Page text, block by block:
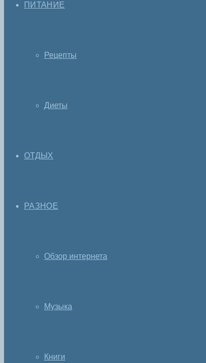
ПИТАНИЕ
Рецепты
Диеты
ОТДЫХ
РАЗНОЕ
Обзор интернета
Музыка
Книги